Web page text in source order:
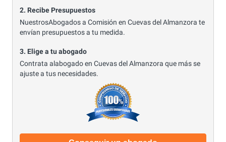
2. Recibe Presupuestos
NuestrosAbogados a Comisión en Cuevas del Almanzora te
envían presupuestos a tu medida.
3. Elige a tu abogado
Contrata alabogado en Cuevas del Almanzora que más se
ajuste a tus necesidades.